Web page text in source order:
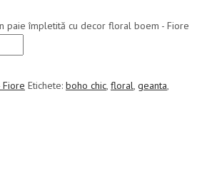
paie împletită cu decor floral boem - Fiore
Fiore Etichete: boho chic, floral, geanta,